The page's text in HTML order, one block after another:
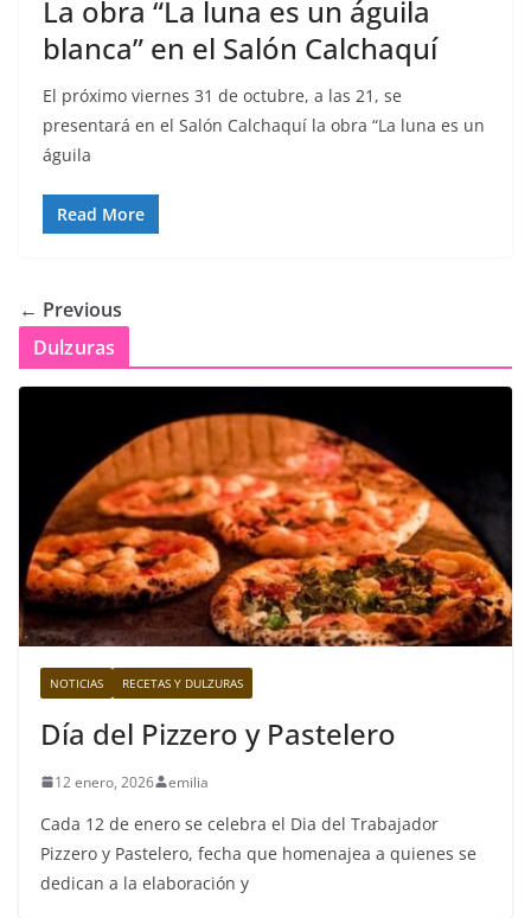
La obra “La luna es un águila
blanca” en el Salón Calchaquí
El próximo viernes 31 de octubre, a las 21, se
presentará en el Salón Calchaquí la obra “La luna es un
águila
Read More
← Previous
Dulzuras
NOTICIAS RECETAS Y DULZURAS
Día del Pizzero y Pastelero
12 enero, 2026 emilia
Cada 12 de enero se celebra el Dia del Trabajador
Pizzero y Pastelero, fecha que homenajea a quienes se
dedican a la elaboración y